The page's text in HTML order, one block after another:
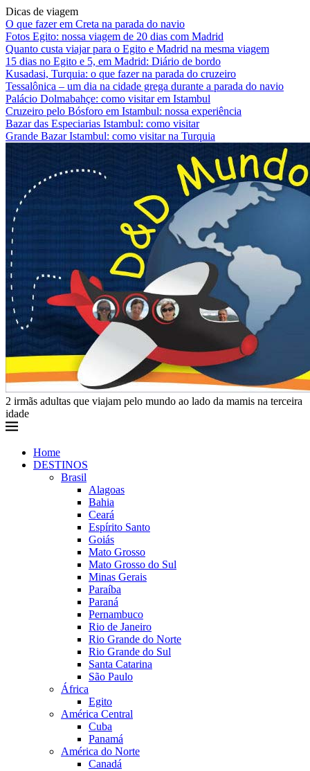
Dicas de viagem
O que fazer em Creta na parada do navio
Fotos Egito: nossa viagem de 20 dias com Madrid
Quanto custa viajar para o Egito e Madrid na mesma viagem
15 dias no Egito e 5, em Madrid: Diário de bordo
Kusadasi, Turquia: o que fazer na parada do cruzeiro
Tessalônica – um dia na cidade grega durante a parada do navio
Palácio Dolmabahçe: como visitar em Istambul
Cruzeiro pelo Bósforo em Istambul: nossa experiência
Bazar das Especiarias Istambul: como visitar
Grande Bazar Istambul: como visitar na Turquia
2 irmãs adultas que viajam pelo mundo ao lado da mamis na terceira
idade
Home
DESTINOS
Brasil
Alagoas
Bahia
Ceará
Espírito Santo
Goiás
Mato Grosso
Mato Grosso do Sul
Minas Gerais
Paraíba
Paraná
Pernambuco
Rio de Janeiro
Rio Grande do Norte
Rio Grande do Sul
Santa Catarina
São Paulo
África
Egito
América Central
Cuba
Panamá
América do Norte
Canadá